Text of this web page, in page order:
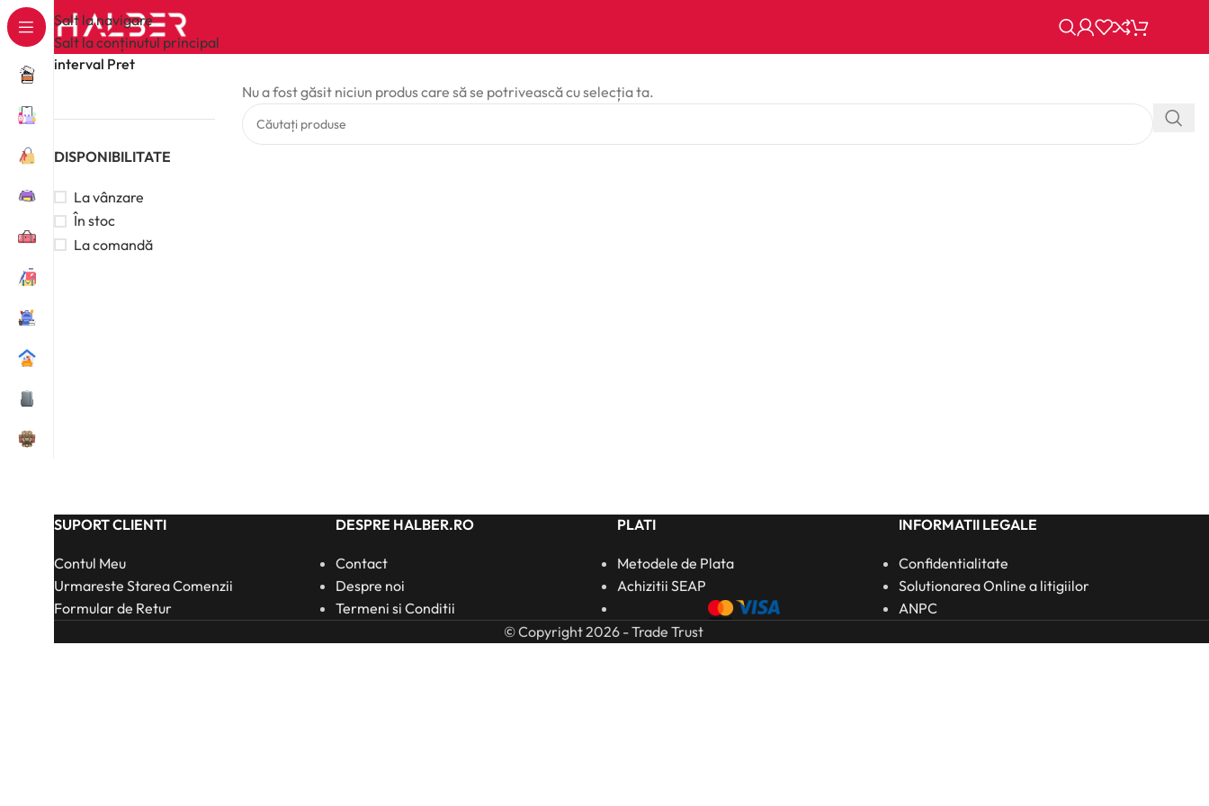
Salt la navigare
Salt la conținutul principal
interval Pret
DISPONIBILITATE
La vânzare
În stoc
La comandă
Nu a fost găsit niciun produs care să se potrivească cu selecția ta.
SUPORT CLIENTI
Contul Meu
Urmareste Starea Comenzii
Formular de Retur
DESPRE HALBER.RO
Contact
Despre noi
Termeni si Conditii
PLATI
Metodele de Plata
Achizitii SEAP
INFORMATII LEGALE
Confidentialitate
Solutionarea Online a litigiilor
ANPC
© Copyright 2026 - Trade Trust